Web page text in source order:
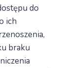
do
ich
braku